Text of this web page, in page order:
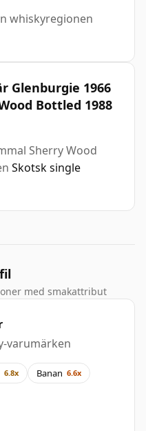
whiskyregionen
Glenburgie 1966
Bottled 1988
Sherry Wood
Skotsk single
med smakattribut
varumärken
6.8x Banan 6.6x